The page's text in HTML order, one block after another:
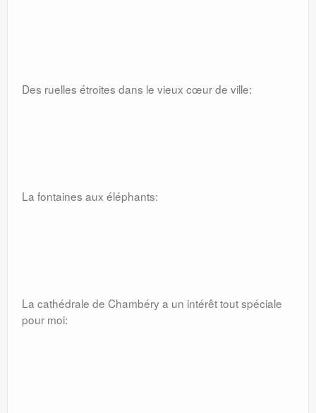
Des ruelles étroites dans le vieux cœur de ville:
La fontaines aux éléphants:
La cathédrale de Chambéry a un intérêt tout spéciale
pour moi: